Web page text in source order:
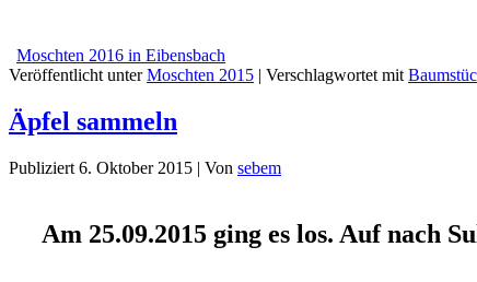
Moschten 2016 in Eibensbach
Veröffentlicht unter Moschten 2015 | Verschlagwortet mit
Äpfel sammeln
Publiziert 6. Oktober 2015 | Von sebem
Am 25.09.2015 ging es los. Auf nach